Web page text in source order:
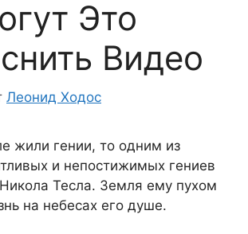
Это
Видео
Леонид Ходос
жили гении, то одним из
и непостижимых гениев
Тесла. Земля ему пухом
на небесах его душе.